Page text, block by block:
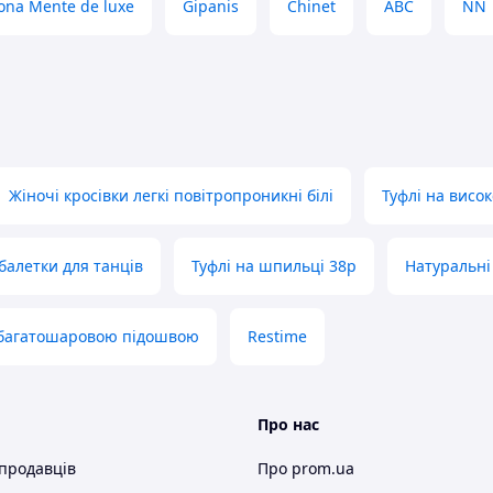
даного виробника, Ви неодмінно
устілка.
для цього зателефонуйте або
Mente de luxe Gipanis Chinet ABC NN
Жіночі кросівки легкі повітропроникні білі Туфлі на
для танців Туфлі на шпильці 38р
багатошаровою підошвою Restime
Про нас
Про prom.ua